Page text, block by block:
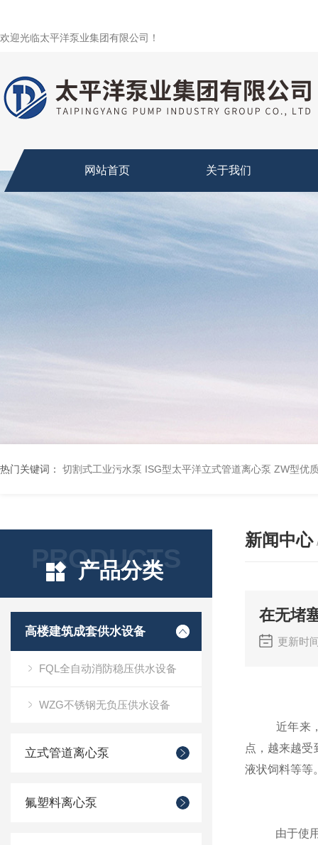
欢迎光临太平洋泵业集团有限公司！
网站首页 关于我们
热门关键词： 切割式工业污水泵 ISG型太平洋立式管道离心泵 ZW型优
PRODUCTS
产品分类
高楼建筑成套供水设备
FQL全自动消防稳压供水设备
WZG不锈钢无负压供水设备
立式管道离心泵
氟塑料离心泵
新闻中心
在无堵
更新时
近年来
点，越来越
液状饲料等等
由于使用场